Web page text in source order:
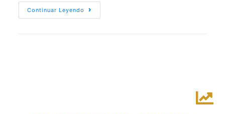
Continuar Leyendo